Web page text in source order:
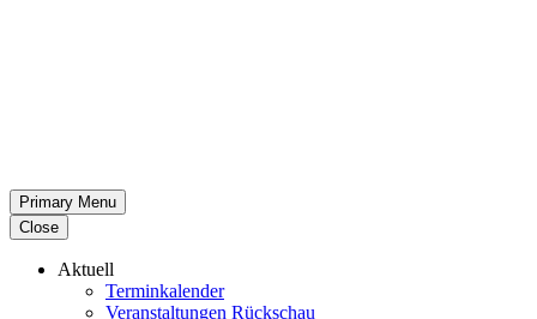
Primary Menu
Close
Aktuell
Termin­ka­lender
Veran­stal­tungen Rückschau